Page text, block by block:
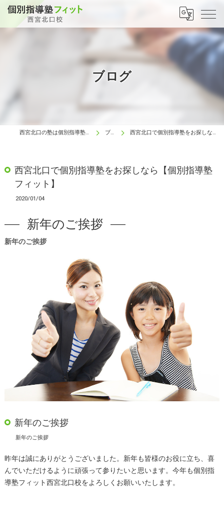
ブログ
西宮北口の塾は個別指導塾フィット 西宮北口校 ブログ 西宮北口で個別指導塾をお探しなら【個別指導塾フィット】
西宮北口で個別指導塾をお探しなら【個別指導塾
フィット】
2020/01/04
新年のご挨拶
新年のご挨拶
新年のご挨拶
新年のご挨拶
昨年は誠にありがとうございました。新年も皆様のお役に立ち、喜
んでいただけるように頑張って参りたいと思います。今年も個別指
導塾フィット西宮北口校をよろしくお願いいたします。